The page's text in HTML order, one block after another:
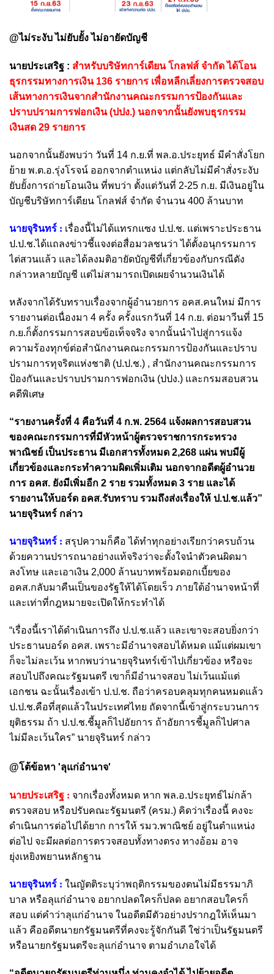
@ไม่ระงับ ไม่ยับยั้ง ไม่อายัดบัญชี
นายประเสริฐ : สำหรับบริษัทการ์เดียน โกลฟส์ จำกัด ได้โอน
ธุรกรรมทางการเงิน 136 รายการ เพื่อหลีกเลี่ยงการตรวจสอบ
เส้นทางการเงินจากสำนักงานคณะกรรมการป้องกันและ
ปราบปรามการฟอกเงิน (ปปง.) นอกจากนั้นยังพบธุรกรรม
เงินสด 29 รายการ
นอกจากนั้นยังพบว่า วันที่ 14 ก.ย.ที่ พล.อ.ประยุทธ์ มีคำสั่งโยก
ย้าย พ.ต.อ.รุ่งโรจน์ ออกจากตำแหน่ง แต่กลับไม่มีคำสั่งระงับ
ยับยั้งการถ่ายโอนเงิน ที่พบว่า ตั้งแต่วันที่ 2-25 ก.ย. มีเงินอยู่ใน
บัญชีบริษัทการ์เดียน โกลฟส์ จำกัด จำนวน 400 ล้านบาท
นายจุรินทร์ : เรื่องนี้ไม่ได้แทรกแซง ป.ป.ช. แต่เพราะประธาน
ป.ป.ช.ได้แถลงข่าวชี้แจงต่อสื่อมวลชนว่า ได้ตั้งอนุกรรมการ
ไต่สวนแล้ว และได้ลงมติอายัดบัญชีที่เกี่ยวข้องกับกรณีดัง
กล่าวหลายบัญชี แต่ไม่สามารถเปิดเผยจำนวนเงินได้
หลังจากได้รับทราบเรื่องจากผู้อำนวยการ อคส.คนใหม่ มีการ
รายงานต่อเนื่องมา 4 ครั้ง ครั้งแรกวันที่ 14 ก.ย. ต่อมาวีนที่ 15
ก.ย.ก็ตั้งกรรมการสอบข้อเท็จจริง จากนั้นนำไปสู่การแจ้ง
ความร้องทุกข์ต่อสำนักงานคณะกรรมการป้องกันและปราบ
ปรามการทุจริตแห่งชาติ (ป.ป.ช.) , สำนักงานคณะกรรมการ
ป้องกันและปราบปรามการฟอกเงิน (ปปง.) และกรมสอบสวน
คดีพิเศษ
“รายงานครั้งที่ 4 คือวันที่ 4 ก.พ. 2564 แจ้งผลการสอบสวน
ของคณะกรรมการที่มีหัวหน้าผู้ตรวจราชการกระทรวง
พาณิชย์ เป็นประธาน มีเอกสารทั้งหมด 2,268 แผ่น พบมีผู้
เกี่ยวข้องและกระทำความผิดเพิ่มเติม นอกจากอดีตผู้อำนวย
การ อคส. ยังมีเพิ่มอีก 2 ราย รวมทั้งหมด 3 ราย และได้
รายงานให้บอร์ด อคส.รับทราบ รวมถึงส่งเรื่องให้ ป.ป.ช.แล้ว”
นายจุรินทร์ กล่าว
นายจุรินทร์ : สรุปความก็คือ ได้ทำทุกอย่างเรียกว่าครบถ้วน
ด้วยควานปรารถนาอย่างแท้จริงว่าจะตั้งใจนำตัวคนผิดมา
ลงโทษ และเอาเงิน 2,000 ล้านบาทพร้อมดอกเบี้ยของ
อคส.กลับมาคืนเป็นของรัฐให้ได้โดยเร็ว ภายใต้อำนาจหน้าที่
และเท่าที่กฎหมายจะเปิดให้กระทำได้
“เรื่องนี้เราได้ดำเนินการถึง ป.ป.ช.แล้ว และเขาจะสอบยิ่งกว่า
ประธานบอร์ด อคส. เพราะมีอำนาจสอบได้หมด แม้แต่ผมเขา
ก็จะไม่ละเว้น หากพบว่านายจุรินทร์เข้าไปเกี่ยวข้อง หรือจะ
สอบไปถึงคณะรัฐมนตรี เขาก็มีอำนาจสอบ ไม่เว้นแม้แต่
เอกชน ฉะนั้นเรื่องเข้า ป.ป.ช. ถือว่าครอบคลุมทุกคนหมดแล้ว
ป.ป.ช.คือที่สุดแล้วในประเทศไทย ถัดจากนี้เข้าสู่กระบวนการ
ยุติธรรม ถ้า ป.ป.ช.ชี้มูลก็ไปอัยการ ถ้าอัยการชี้มูลก็ไปศาล
ไม่มีละเว้นใคร” นายจุรินทร์ กล่าว
@โต้ข้อหา 'ลุแก่อำนาจ'
นายประเสริฐ : จากเรื่องทั้งหมด หาก พล.อ.ประยุทธ์ไม่กล้า
ตรวจสอบ หรือปรับคณะรัฐมนตรี (ครม.) คิดว่าเรื่องนี้ คงจะ
ดำเนินการต่อไปได้ยาก การให้ รมว.พาณิชย์ อยู่ในตำแหน่ง
ต่อไป จะมีผลต่อการตรวจสอบทั้งทางตรง ทางอ้อม อาจ
ยุ่งเหยิงพยานหลักฐาน
นายจุรินทร์ : ในญัตติระบุว่าพฤติกรรมของตนไม่มีธรรมาภิ
บาล หรือลุแก่อำนาจ อยากปลดใครก็ปลด อยากสอบใครก็
สอบ แต่คำว่าลุแก่อำนาจ ในอดีตมีตัวอย่างปรากฎให้เห็นมา
แล้ว คืออดีตนายกรัฐมนตรีที่คงจะรู้จักกันดี ใช่ว่าเป็นรัฐมนตรี
หรือนายกรัฐมนตรีจะลุแก่อำนาจ ตามอำเภอใจได้